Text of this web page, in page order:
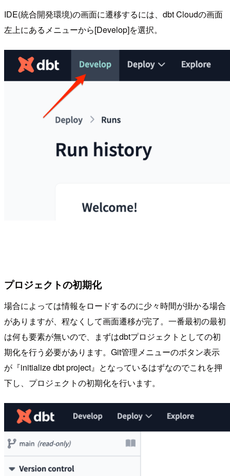
IDE(統合開発環境)の画面に遷移するには、dbt Cloudの画面
左上にあるメニューから[Develop]を選択。
プロジェクトの初期化
場合によっては情報をロードするのに少々時間が掛かる場合
がありますが、程なくして画面遷移が完了。一番最初の最初
は何も要素が無いので、まずはdbtプロジェクトとしての初
期化を行う必要があります。Git管理メニューのボタン表示
が『initialize dbt project』となっているはずなのでこれを押
下し、プロジェクトの初期化を行います。